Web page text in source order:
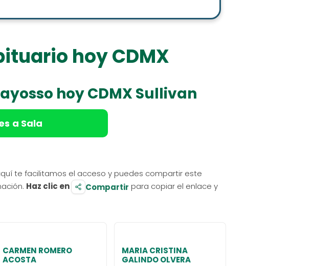
hoy CDMX
hoy CDMX Sullivan
a Sala
te facilitamos el acceso y puedes compartir este
Haz clic en Compartir para copiar el enlace y
CARMEN ROMERO
ACOSTA
MARIA CRISTINA
GALINDO OLVERA